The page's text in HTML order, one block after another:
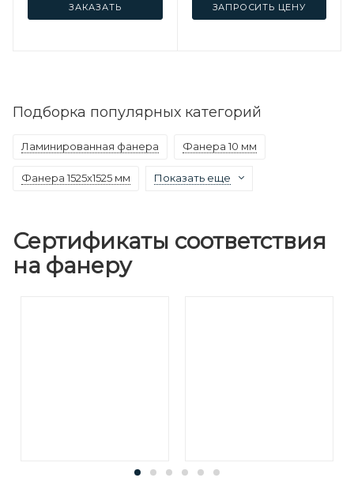
ЗАКАЗАТЬ ЗАПРОСИТЬ ЦЕНУ
Подборка популярных категорий
Ламинированная фанера Фанера 10 мм
Фанера 1525х1525 мм Показать еще
Сертификаты соответствия
на фанеру